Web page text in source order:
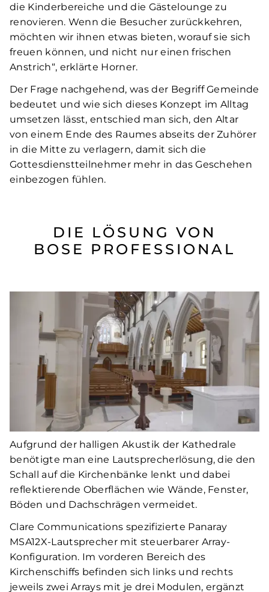
die Kinderbereiche und die Gästelounge zu
renovieren. Wenn die Besucher zurückkehren,
möchten wir ihnen etwas bieten, worauf sie sich
freuen können, und nicht nur einen frischen
Anstrich“, erklärte Horner.
Der Frage nachgehend, was der Begriff Gemeinde
bedeutet und wie sich dieses Konzept im Alltag
umsetzen lässt, entschied man sich, den Altar
von einem Ende des Raumes abseits der Zuhörer
in die Mitte zu verlagern, damit sich die
Gottesdienstteilnehmer mehr in das Geschehen
einbezogen fühlen.
DIE LÖSUNG VON
BOSE PROFESSIONAL
Aufgrund der halligen Akustik der Kathedrale
benötigte man eine Lautsprecherlösung, die den
Schall auf die Kirchenbänke lenkt und dabei
reflektierende Oberflächen wie Wände, Fenster,
Böden und Dachschrägen vermeidet.
Clare Communications spezifizierte Panaray
MSA12X-Lautsprecher mit steuerbarer Array-
Konfiguration. Im vorderen Bereich des
Kirchenschiffs befinden sich links und rechts
jeweils zwei Arrays mit je drei Modulen, ergänzt